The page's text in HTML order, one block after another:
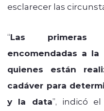
esclarecer las
“Las primeras
encomendadas a la
quienes están
cadáver para
y la data”, indicó